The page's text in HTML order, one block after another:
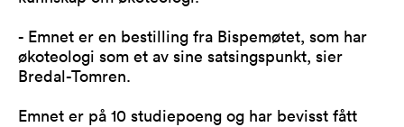
- Emnet er en bestilling fra Bispemøtet, som har
økoteologi som et av sine satsingspunkt, sier
Bredal-Tomren.
Emnet er på 10 studiepoeng og har bevisst fått